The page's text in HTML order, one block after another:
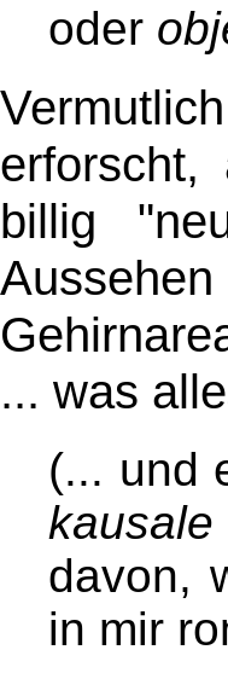
oder
billig
... was
(... und
davon,
in mir